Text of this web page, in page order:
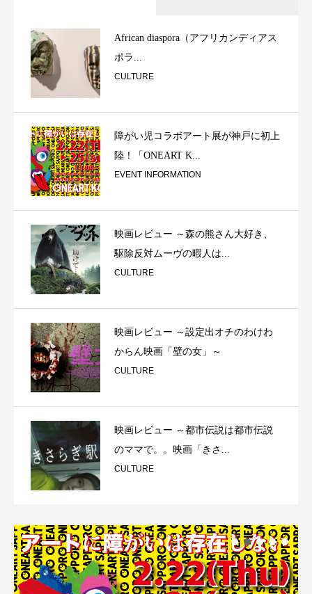
African diaspora（アフリカンディアス
ポラ...
CULTURE
障がい児コラボアート展が神戸に初上
陸！「ONEART K...
EVENT INFORMATION
映画レビュー ～森の熊さん大好き、
駆除反対ムーヴの暇人は...
CULTURE
映画レビュー ～設定出オチのわけわ
からん映画「壁の女」～
CULTURE
映画レビュー ～都市伝説は都市伝説
のママで。。映画「きさ...
CULTURE